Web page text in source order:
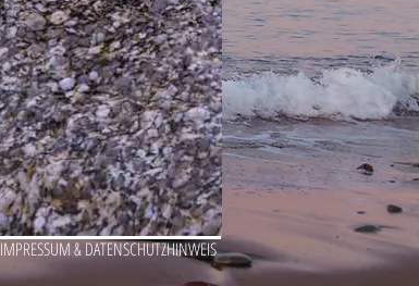
IMPRESSUM & DATENSCHUTZHINWEIS